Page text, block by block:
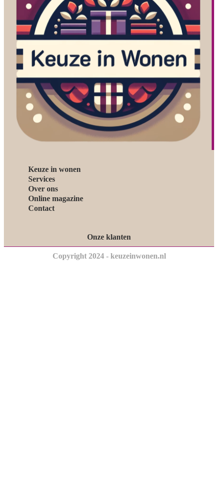
Keuze in wonen
Services
Over ons
Online magazine
Contact
Onze klanten
Copyright 2024 - keuzeinwonen.nl